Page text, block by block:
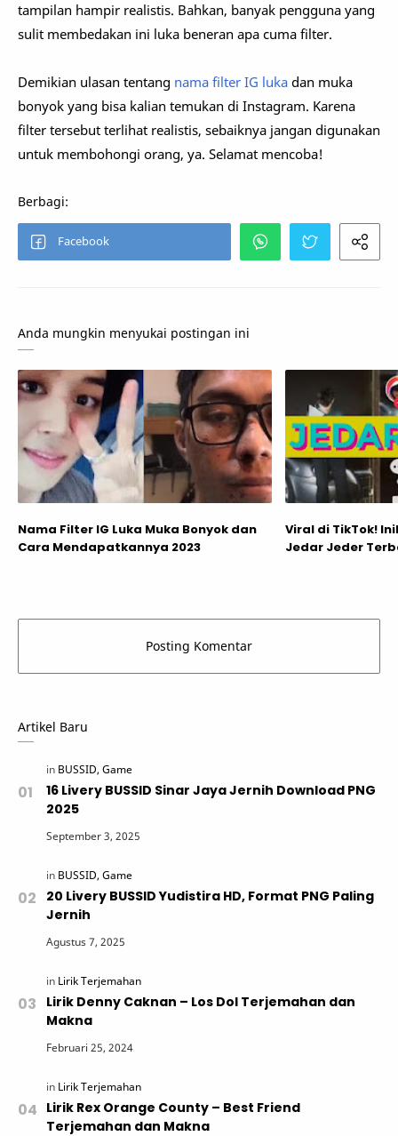
tampilan hampir realistis. Bahkan, banyak pengguna yang
sulit membedakan ini luka beneran apa cuma filter.
Demikian ulasan tentang nama filter IG luka dan muka
bonyok yang bisa kalian temukan di Instagram. Karena
filter tersebut terlihat realistis, sebaiknya jangan digunakan
untuk membohongi orang, ya. Selamat mencoba!
Anda mungkin menyukai postingan ini
Nama Filter IG Luka Muka Bonyok dan
Cara Mendapatkannya 2023
Viral di TikTok!
Jedar Jeder
Artikel Baru
16 Livery BUSSID Sinar Jaya Jernih Download PNG
2025
20 Livery BUSSID Yudistira HD, Format PNG Paling
Jernih
Lirik Denny Caknan – Los Dol Terjemahan dan
Makna
Lirik Rex Orange County – Best Friend
Terjemahan dan Makna